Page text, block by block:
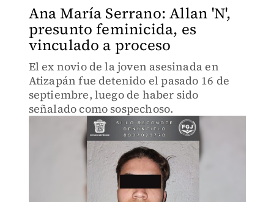
Ana María Serrano: Allan 'N',
presunto feminicida, es
vinculado a proceso
El ex novio de la joven asesinada en
Atizapán fue detenido el pasado 16 de
septiembre, luego de haber sido
señalado como sospechoso.